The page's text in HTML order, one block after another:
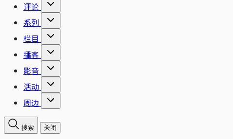
评论
系列
栏目
播客
影音
活动
周边
搜索 关闭